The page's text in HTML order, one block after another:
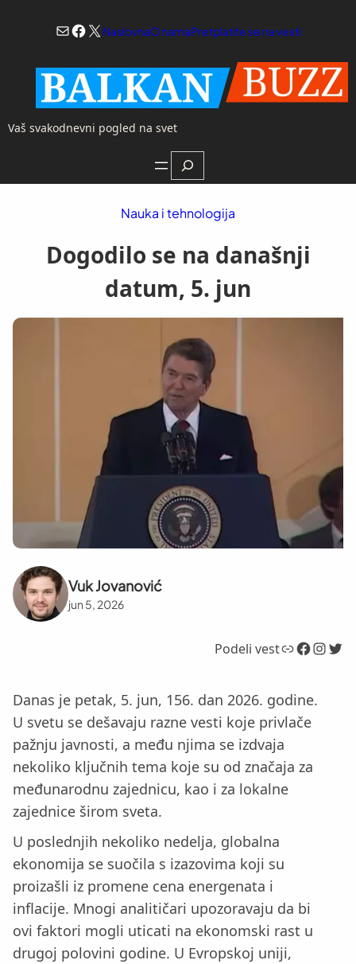
Mail
Facebook
X NaslovnaO namaPretplatite se na vesti
Vaš svakodnevni pogled na svet
Search
Nauka i tehnologija
Dogodilo se na današnji
datum, 5. jun
Vuk Jovanović
jun 5, 2026
Podeli vestLink Facebook InstagramTwitter
Danas je petak, 5. jun, 156. dan 2026. godine.
U svetu se dešavaju razne vesti koje privlače
pažnju javnosti, a među njima se izdvaja
nekoliko ključnih tema koje su od značaja za
međunarodnu zajednicu, kao i za lokalne
zajednice širom sveta.
U poslednjih nekoliko nedelja, globalna
ekonomija se suočila s izazovima koji su
proizašli iz promene cena energenata i
inflacije. Mnogi analitičari upozoravaju da bi
ovi faktori mogli uticati na ekonomski rast u
drugoj polovini godine. U Evropskoj uniji,